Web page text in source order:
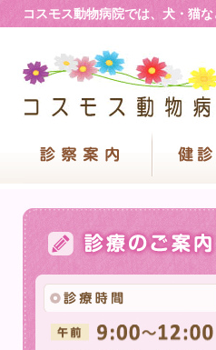
コスモス動物病院では、犬・猫